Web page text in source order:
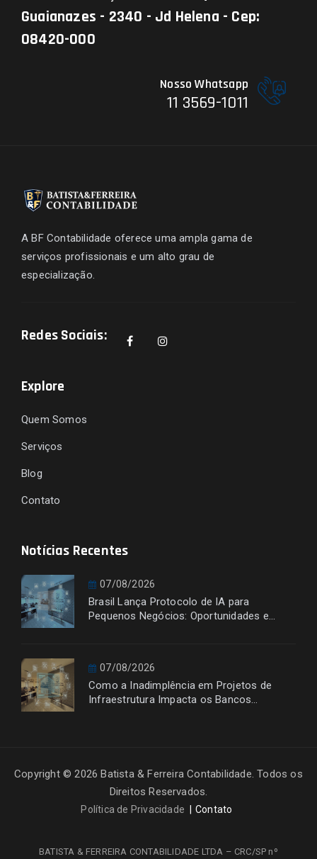
Guaianazes - 2340 - Jd Helena - Cep:
08420-000
Nosso Whatsapp
11 3569-1011
A BF Contabilidade oferece uma ampla gama de
serviços profissionais e um alto grau de
especialização.
Redes Sociais:
Explore
Quem Somos
Serviços
Blog
Contato
Notícias Recentes
07/08/2026
Brasil Lança Protocolo de IA para
Pequenos Negócios: Oportunidades e
07/08/2026
Como a Inadimplência em Projetos de
Infraestrutura Impacta os Bancos
Copyright © 2026 Batista & Ferreira Contabilidade. Todos os
Direitos Reservados.
Política de Privacidade Contato
BATISTA & FERREIRA CONTABILIDADE LTDA – CRC/SP nº